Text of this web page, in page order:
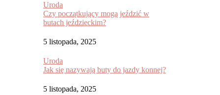
Uroda
Czy początkujący mogą jeździć w
butach jeździeckim?
5 listopada, 2025
Uroda
Jak się nazywają buty do jazdy konnej?
5 listopada, 2025